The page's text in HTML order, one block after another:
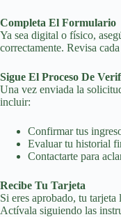
Completa El Formulario
Ya sea digital o físico,
correctamente. Revisa
Sigue El Proceso De
Una vez enviada la
incluir:
Confirmar tus
Evaluar tu historial
Contactarte para
Recibe Tu Tarjeta
Si eres aprobado, tu
Actívala siguiendo las